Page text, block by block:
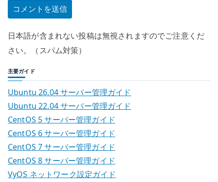
日本語が含まれない投稿は無視されますのでご注意くだ
さい。（スパム対策）
主要ガイド
Ubuntu 26.04 サーバー管理ガイド
Ubuntu 22.04 サーバー管理ガイド
CentOS 5 サーバー管理ガイド
CentOS 6 サーバー管理ガイド
CentOS 7 サーバー管理ガイド
CentOS 8 サーバー管理ガイド
VyOS ネットワーク設定ガイド